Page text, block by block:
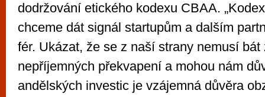
dodržování etického kodexu CBAA.
chceme dát signál startupům a dalším
fér. Ukázat, že se z naší strany nemusí bát
nepříjemných překvapení a mohou nám
andělských investic je vzájemná důvěra